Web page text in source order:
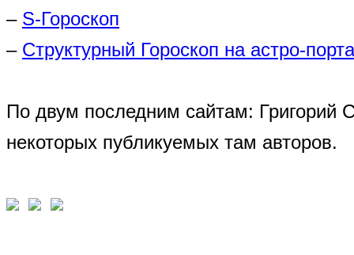
– S-Гороскоп
– Структурный Гороскоп на астро-
По двум последним сайтам: Григорий
некоторых публикуемых там авторов.